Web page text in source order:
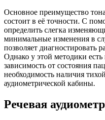
Основное преимущество
состоит в её точности. С
определить слегка
минимальные изменения в
позволяет диагностировать
Однако у этой методики есть
зависимость от состояния
необходимость наличия
аудиометрической кабины.
Речевая